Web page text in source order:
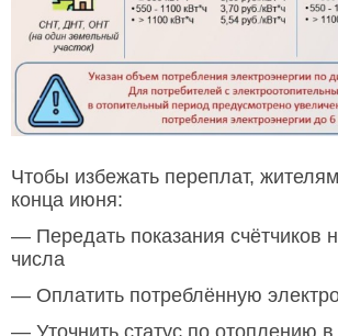
Чтобы избежать переплат,
конца июня:
— Передать показания счётчиков
числа
— Оплатить потреблённую
— Уточнить статус по отоплению в